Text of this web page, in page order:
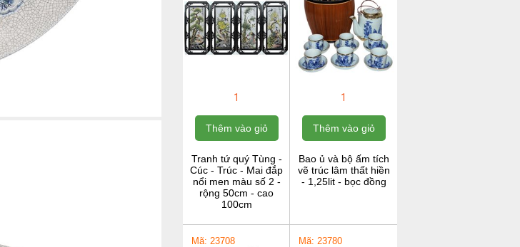
1
Thêm vào giỏ
Tranh tứ quý Tùng -
Cúc - Trúc - Mai đắp
nổi men màu số 2 -
rộng 50cm - cao
100cm
1
Thêm vào giỏ
Bao ủ và bộ ấm tích
vẽ trúc lâm thất hiền
- 1,25lit - bọc đồng
Mã: 23708 Mã: 23780